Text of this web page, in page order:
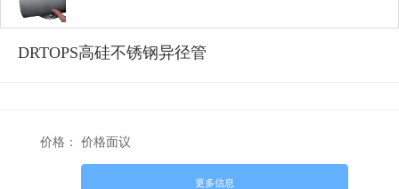
DRTOPS高硅不锈钢异径管
价格： 价格面议
更多信息